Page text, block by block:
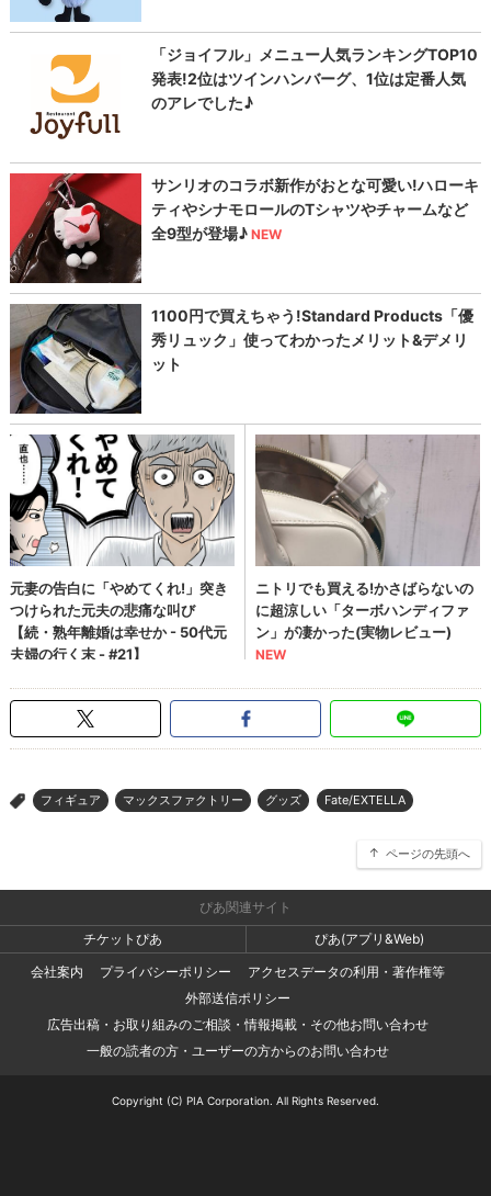
> フィギュア マックスファクトリー グッズ Fate/EXTELLA
ページの先頭へ
ぴあ関連サイト
チケットぴあ
ぴあ(アプリ&Web)
会社案内
プライバシーポリシー
アクセスデータの利用・著作権等
外部送信ポリシー
広告出稿・お取り組みのご相談・情報掲載・その他お問い合わせ
一般の読者の方・ユーザーの方からのお問い合わせ
Copyright (C) PIA Corporation. All Rights Reserved.